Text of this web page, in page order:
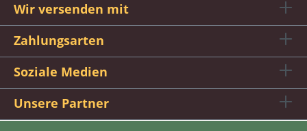
Wir versenden mit
Zahlungsarten
Soziale Medien
Unsere Partner